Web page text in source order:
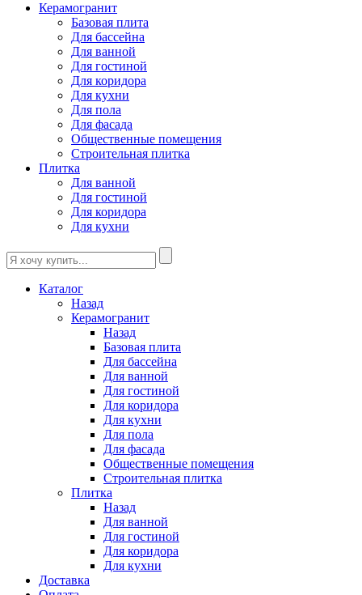
Керамогранит
Базовая плита
Для бассейна
Для ванной
Для гостиной
Для коридора
Для кухни
Для пола
Для фасада
Общественные помещения
Строительная плитка
Плитка
Для ванной
Для гостиной
Для коридора
Для кухни
Каталог
Назад
Керамогранит
Назад
Базовая плита
Для бассейна
Для ванной
Для гостиной
Для коридора
Для кухни
Для пола
Для фасада
Общественные помещения
Строительная плитка
Плитка
Назад
Для ванной
Для гостиной
Для коридора
Для кухни
Доставка